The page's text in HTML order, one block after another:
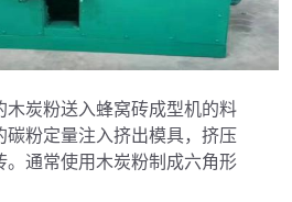
炭粉送入蜂窝砖成型机的料
碳粉定量注入挤出模具，挤压
。通常使用木炭粉制成六角形